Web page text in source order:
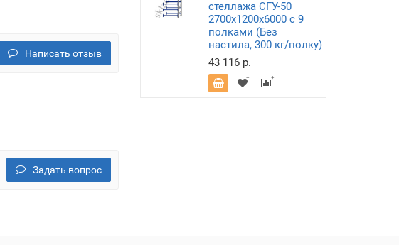
Написать отзыв
Задать вопрос
стеллажа СГУ-50
2700х1200х6000 с 9
полками (Без
настила, 300 кг/полку)
43 116 р.